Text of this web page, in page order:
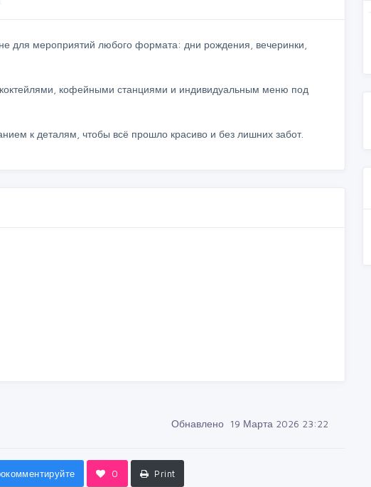
для мероприятий любого формата: дни рождения, вечеринки,
кофейными станциями и индивидуальным меню под
к деталям, чтобы всё прошло красиво и без лишних забот.
Обнавлено 19 Марта 2026 23:22
0 Print